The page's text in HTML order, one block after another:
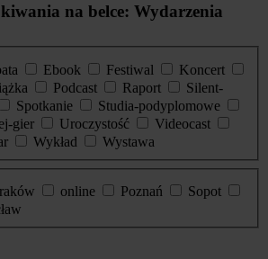
na belce: Wydarzenia
Ebook Festiwal
Koncert
Podcast Raport
Silent-
Spotkanie
Studia-podyplomowe
gier Uroczystość
Videocast
Wykład
Wystawa
online Poznań
Sopot